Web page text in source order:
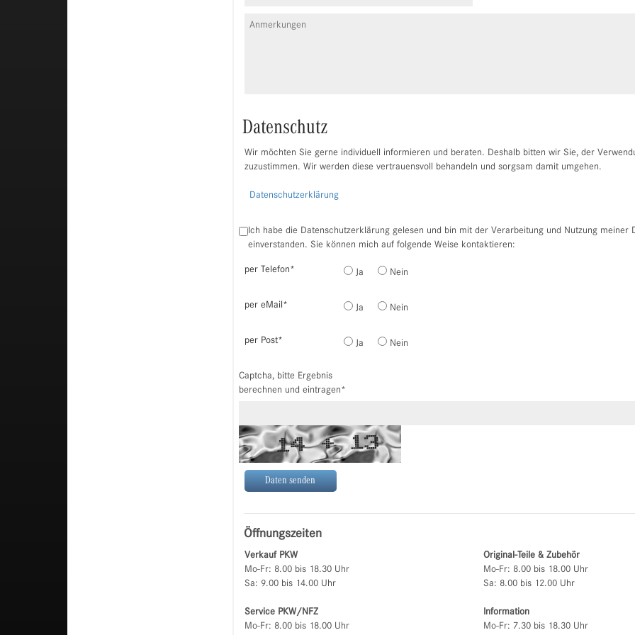
Datenschutz
Wir möchten Sie gerne individuell informieren und beraten. Deshalb bitten wir Sie, der
zuzustimmen. Wir werden diese vertrauensvoll behandeln und sorgsam damit umgehen.
Datenschutzerklärung
Ich habe die Datenschutzerklärung gelesen und bin mit der Verarbeitung und Nutzung meiner
einverstanden. Sie können mich auf folgende Weise kontaktieren:
per Telefon* Ja Nein
per eMail* Ja Nein
per Post* Ja Nein
Captcha, bitte Ergebnis
berechnen und eintragen*
Öffnungszeiten
Verkauf PKW
Mo-Fr: 8.00 bis 18.30 Uhr
Sa: 9.00 bis 14.00 Uhr
Service PKW/NFZ
Mo-Fr: 8.00 bis 18.00 Uhr
Original-Teile & Zubehör
Mo-Fr: 8.00 bis 18.00 Uhr
Sa: 8.00 bis 12.00 Uhr
Information
Mo-Fr: 7.30 bis 18.30 Uhr